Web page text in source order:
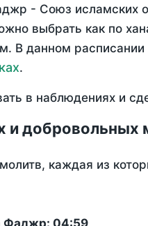
- Союз
выбрать как по
В данном
.
в наблюдениях и
и добровольных
каждая из